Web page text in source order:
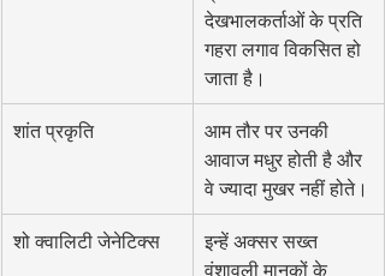
देखभालकर्ताओं के प्रति
गहरा लगाव विकसित हो
जाता है।
शांत प्रकृति
आम तौर पर उनकी
आवाज मधुर होती है और
वे ज्यादा मुखर नहीं होते।
शो क्वालिटी जेनेटिक्स
इन्हें अक्सर सख्त
वंशावली मानकों के